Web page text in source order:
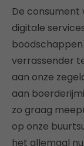
De
digitale
verrassender
aan onze
aan
zo graag
op onze
het allemaal